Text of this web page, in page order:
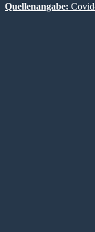
Quellenangabe: